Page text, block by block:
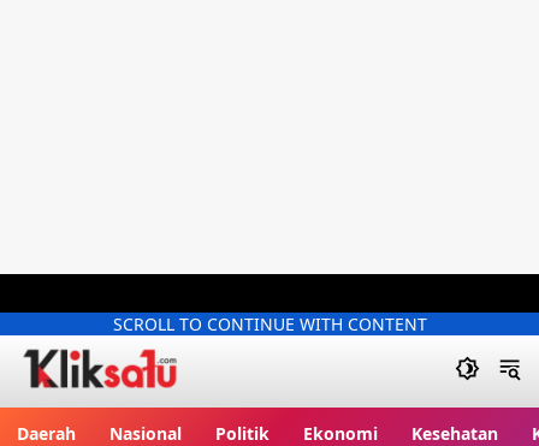
SCROLL TO CONTINUE WITH CONTENT
Daerah Nasional Politik Ekonomi Kesehatan